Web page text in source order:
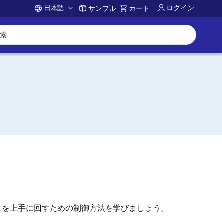
Account
日本語 サンプル カート ログイン
上手に回すための制御方法を学びましょう。